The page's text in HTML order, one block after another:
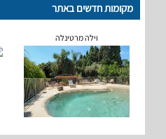
מקומות חדשים באתר
וילה מרטינלה